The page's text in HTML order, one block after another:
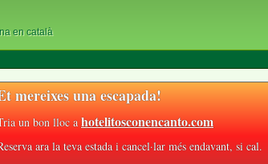
en català
mereixes una escapada!
un bon lloc ahotelitosconencanto.com
ara la teva estada i cancel·lar més endavant, si cal.